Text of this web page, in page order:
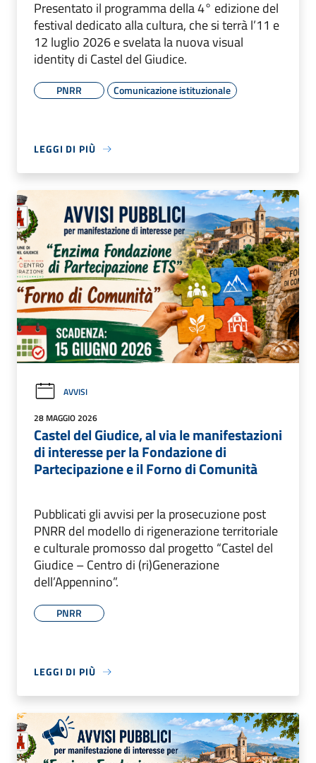
Presentato il programma della 4° edizione del
festival dedicato alla cultura, che si terrà l’11 e
12 luglio 2026 e svelata la nuova visual
identity di Castel del Giudice.
PNRR Comunicazione istituzionale
LEGGI DI PIÙ
AVVISI
28 MAGGIO 2026
Castel del Giudice, al via le manifestazioni
di interesse per la Fondazione di
Partecipazione e il Forno di Comunità
Pubblicati gli avvisi per la prosecuzione post
PNRR del modello di rigenerazione territoriale
e culturale promosso dal progetto “Castel del
Giudice – Centro di (ri)Generazione
dell’Appennino”.
PNRR
LEGGI DI PIÙ